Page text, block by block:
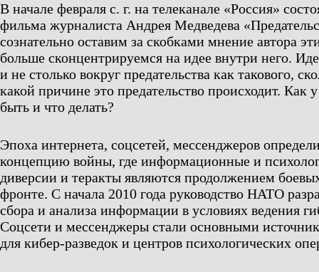
В начале февраля с. г. на телеканале «Россия»
фильма журналиста Андрея Медведева
сознательно оставим за скобками мнение автора
больше сконцентрируемся на идее внутри него.
и не столько вокруг предательства как такового,
какой причине это предательство происходит. Как
быть и что делать?
Эпоха интернета, соцсетей, мессенджеров
концепцию войны, где информационные и
диверсии и теракты являются продолжением
фронте. С начала 2010 года руководство НАТО
сбора и анализа информации в условиях ведения
Соцсети и мессенджеры стали основными
для кибер-разведок и центров психологических